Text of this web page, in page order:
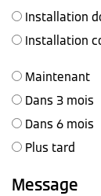
Installation
Installation
Maintenant
Dans 3 mois
Dans 6 mois
Plus tard
Message